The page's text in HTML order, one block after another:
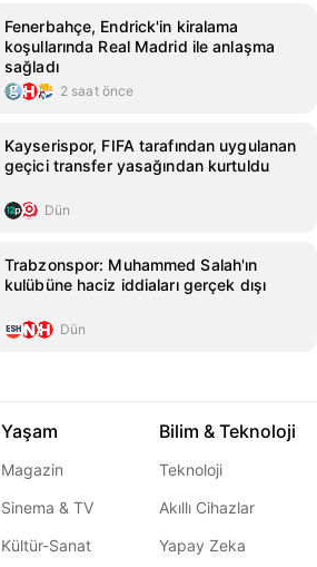
Fenerbahçe, Endrick'in kiralama
koşullarında Real Madrid ile anlaşma
sağladı
2 saat önce
Kayserispor, FIFA tarafından uygulanan
geçici transfer yasağından kurtuldu
Dün
Trabzonspor: Muhammed Salah'ın
kulübüne haciz iddiaları gerçek dışı
Dün
Yaşam
Magazin
Sinema & TV
Kültür-Sanat
Bilim & Teknoloji
Teknoloji
Akıllı Cihazlar
Yapay Zeka